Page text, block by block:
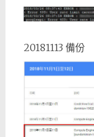
20181113 備份